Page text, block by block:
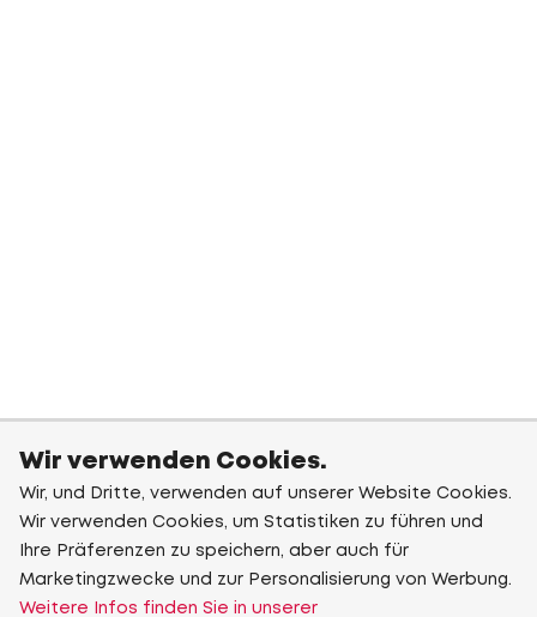
Wir verwenden Cookies.
Wir, und Dritte, verwenden auf unserer Website Cookies.
Wir verwenden Cookies, um Statistiken zu führen und
Ihre Präferenzen zu speichern, aber auch für
Marketingzwecke und zur Personalisierung von Werbung.
Weitere Infos finden Sie in unserer